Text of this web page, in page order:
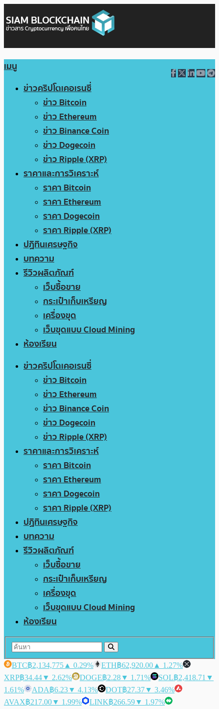
เมนู
ข่าวคริปโตเคอเรนซี่
ข่าว Bitcoin
ข่าว Ethereum
ข่าว Binance Coin
ข่าว Dogecoin
ข่าว Ripple (XRP)
ราคาและการวิเคราะห์
ราคา Bitcoin
ราคา Ethereum
ราคา Dogecoin
ราคา Ripple (XRP)
ปฏิทินเศรษฐกิจ
บทความ
รีวิวผลิตภัณฑ์
เว็บซื้อขาย
กระเป๋าเก็บเหรียญ
เครื่องขุด
เว็บขุดแบบ Cloud Mining
ห้องเรียน
ข่าวคริปโตเคอเรนซี่
ข่าว Bitcoin
ข่าว Ethereum
ข่าว Binance Coin
ข่าว Dogecoin
ข่าว Ripple (XRP)
ราคาและการวิเคราะห์
ราคา Bitcoin
ราคา Ethereum
ราคา Dogecoin
ราคา Ripple (XRP)
ปฏิทินเศรษฐกิจ
บทความ
รีวิวผลิตภัณฑ์
เว็บซื้อขาย
กระเป๋าเก็บเหรียญ
เครื่องขุด
เว็บขุดแบบ Cloud Mining
ห้องเรียน
BTC฿2,134,775 ▲ 0.29% ETH฿62,920.00 ▲ 1.27%
XRP฿34.44▼ 2.62% DOGE฿2.28▼ 1.71% SOL฿2,418.71 ▼
1.61%
ADA฿6.23▼ 4.13% DOT฿27.37▼ 3.46%
AVAX฿217.00▼ 1.99% LINK฿266.59▼ 1.97%